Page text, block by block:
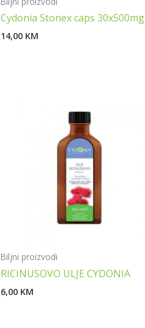
Cydonia Stonex caps 30x500mg
14,00 KM
Biljni proizvodi
RICINUSOVO ULJE CYDONIA
6,00 KM